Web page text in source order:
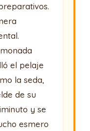
el pelaje
la seda,
de su
y se
esmero